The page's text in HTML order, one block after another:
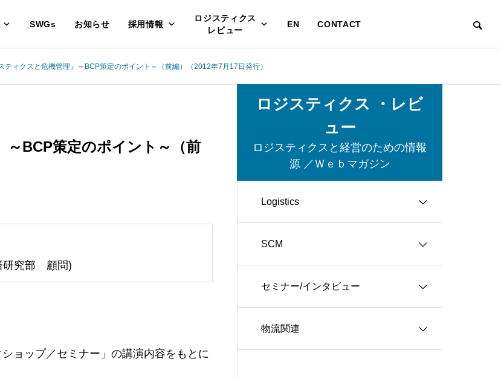
SWGs お知らせ 採用情報
ロジスティクス
レビュー
EN CONTACT
ティクスと危機管理』～BCP策定のポイント～（前編）（2012年7月17日発行）
～BCP策定のポイント～（前
研究部 顧問)
ョップ／セミナー」の講演内容をもとに
ロジスティクス ・レビ
ュー
ロジスティクスと経営のための情報
源 ／Ｗｅｂマガジン
Logistics
グリーン・ロジスティクス
３ＰＬ
ロジスティクス
SCM
情報システム
生産管理
セミナー/インタビュー
インタビュー
物流関連